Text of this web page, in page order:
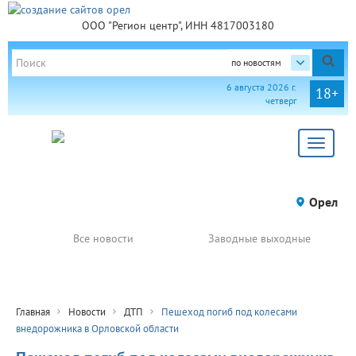
ООО "Регион центр", ИНН 4817003180
по новостям
18+
6 августа 2026 г.
четверг
Toggle
Орел
Все новости Заводные выходные
Главная Новости ДТП
Пешеход погиб под колесами
внедорожника в Орловской области